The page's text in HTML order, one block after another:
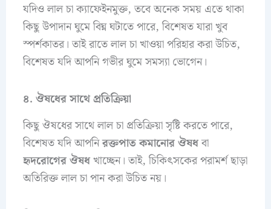
যদিও লাল চা ক্যাফেইনমুক্ত, তবে অনেক সময় এতে থাকা
কিছু উপাদান ঘুমে বিঘ্ন ঘটাতে পারে, বিশেষত যারা খুব
স্পর্শকাতর। তাই রাতে লাল চা খাওয়া পরিহার করা উচিত,
বিশেষত যদি আপনি গভীর ঘুমে সমস্যা ভোগেন।
৪. ঔষধের সাথে প্রতিক্রিয়া
কিছু ঔষধের সাথে লাল চা প্রতিক্রিয়া সৃষ্টি করতে পারে,
বিশেষত যদি আপনিরক্তপাত কমানোর ঔষধবা
হৃদরোগের ঔষধখাচ্ছেন। তাই, চিকিৎসকের পরামর্শ ছাড়া
অতিরিক্ত লাল চা পান করা উচিত নয়।